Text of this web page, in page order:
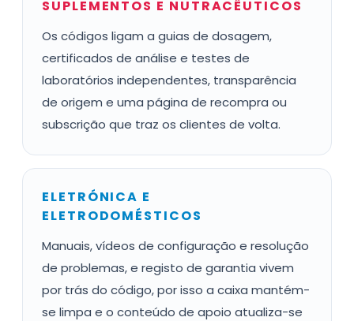
SUPLEMENTOS E NUTRACÊUTICOS
Os códigos ligam a guias de dosagem,
certificados de análise e testes de
laboratórios independentes, transparência
de origem e uma página de recompra ou
subscrição que traz os clientes de volta.
ELETRÓNICA E
ELETRODOMÉSTICOS
Manuais, vídeos de configuração e resolução
de problemas, e registo de garantia vivem
por trás do código, por isso a caixa mantém-
se limpa e o conteúdo de apoio atualiza-se